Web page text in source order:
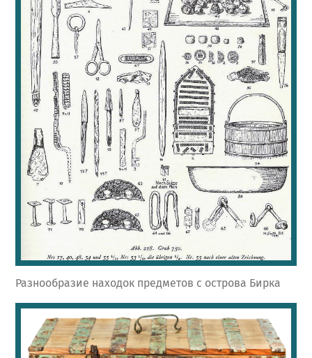
Разнообразие находок предметов с острова Бирка